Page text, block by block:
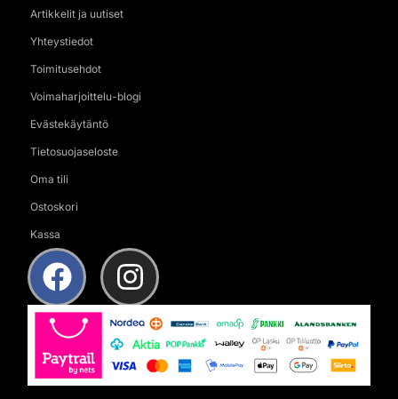
Artikkelit ja uutiset
Yhteystiedot
Toimitusehdot
Voimaharjoittelu-blogi
Evästekäytäntö
Tietosuojaseloste
Oma tili
Ostoskori
Kassa